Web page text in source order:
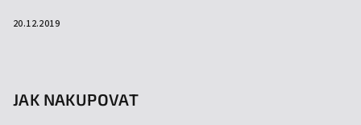
20.12.2019
JAK NAKUPOVAT